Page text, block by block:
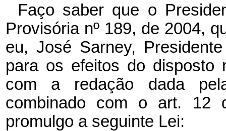
Faço saber que o
Provisória nº 189, de 2004,
eu, José Sarney,
para os efeitos do disposto
com a redação dada
combinado com o art. 12
promulgo a seguinte Lei: